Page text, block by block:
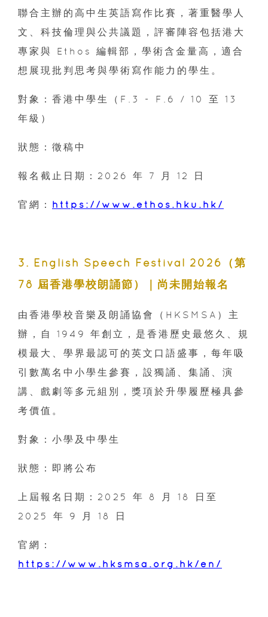
聯合主辦的高中生英語寫作比賽，著重醫學人
文、科技倫理與公共議題，評審陣容包括港大
專家與 Ethos 編輯部，學術含金量高，適合
想展現批判思考與學術寫作能力的學生。
對象：香港中學生（F.3 - F.6 / 10 至 13
年級）
狀態：徵稿中
報名截止日期：2026 年 7 月 12 日
官網： https://www.ethos.hku.hk/
3. English Speech Festival 2026（第
78 屆香港學校朗誦節）｜尚未開始報名
由香港學校音樂及朗誦協會（HKSMSA）主
辦，自 1949 年創立，是香港歷史最悠久、規
模最大、學界最認可的英文口語盛事，每年吸
引數萬名中小學生參賽，設獨誦、集誦、演
講、戲劇等多元組別，獎項於升學履歷極具參
考價值。
對象：小學及中學生
狀態：即將公布
上屆報名日期：2025 年 8 月 18 日至
2025 年 9 月 18 日
官網：
https://www.hksmsa.org.hk/en/